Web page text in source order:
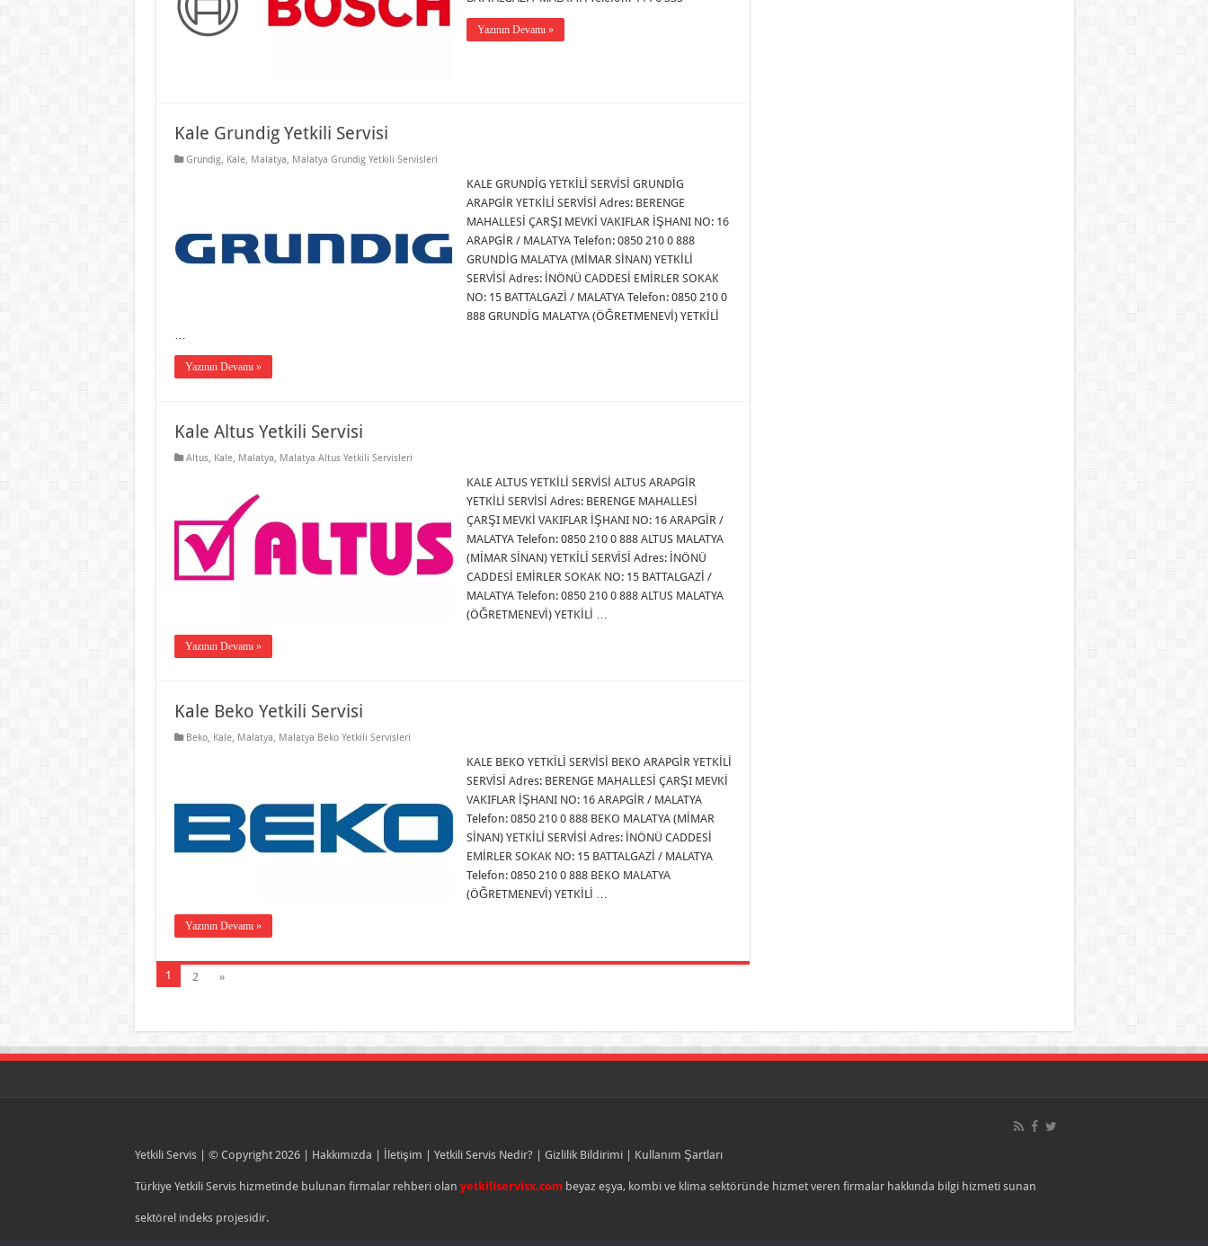
Yazının Devamı »
Kale Grundig Yetkili Servisi
Grundig, Kale, Malatya, Malatya Grundig Yetkili Servisleri
KALE GRUNDİG YETKİLİ SERVİSİ GRUNDİG
ARAPGİR YETKİLİ SERVİSİ Adres: BERENGE
MAHALLESİ ÇARŞI MEVKİ VAKIFLAR İŞHANI NO: 16
ARAPGİR / MALATYA Telefon: 0850 210 0 888
GRUNDİG MALATYA (MİMAR SİNAN) YETKİLİ
SERVİSİ Adres: İNÖNÜ CADDESİ EMİRLER SOKAK
NO: 15 BATTALGAZİ / MALATYA Telefon: 0850 210 0
888 GRUNDİG MALATYA (ÖĞRETMENEVİ) YETKİLİ
…
Yazının Devamı »
Kale Altus Yetkili Servisi
Altus, Kale, Malatya, Malatya Altus Yetkili Servisleri
KALE ALTUS YETKİLİ SERVİSİ ALTUS ARAPGİR
YETKİLİ SERVİSİ Adres: BERENGE MAHALLESİ
ÇARŞI MEVKİ VAKIFLAR İŞHANI NO: 16 ARAPGİR /
MALATYA Telefon: 0850 210 0 888 ALTUS MALATYA
(MİMAR SİNAN) YETKİLİ SERVİSİ Adres: İNÖNÜ
CADDESİ EMİRLER SOKAK NO: 15 BATTALGAZİ /
MALATYA Telefon: 0850 210 0 888 ALTUS MALATYA
(ÖĞRETMENEVİ) YETKİLİ …
Yazının Devamı »
Kale Beko Yetkili Servisi
Beko, Kale, Malatya, Malatya Beko Yetkili Servisleri
KALE BEKO YETKİLİ SERVİSİ BEKO ARAPGİR YETKİLİ
SERVİSİ Adres: BERENGE MAHALLESİ ÇARŞI MEVKİ
VAKIFLAR İŞHANI NO: 16 ARAPGİR / MALATYA
Telefon: 0850 210 0 888 BEKO MALATYA (MİMAR
SİNAN) YETKİLİ SERVİSİ Adres: İNÖNÜ CADDESİ
EMİRLER SOKAK NO: 15 BATTALGAZİ / MALATYA
Telefon: 0850 210 0 888 BEKO MALATYA
(ÖĞRETMENEVİ) YETKİLİ …
Yazının Devamı »
1 2 »
Yetkili Servis| © Copyright 2026 | Hakkımızda İletişim Yetkili Servis Nedir? Gizlilik Bildirimi| Kullanım Şartları
Türkiye Yetkili Servis hizmetinde bulunan firmalar rehberi olan yetkiliservisx.combeyaz eşya, kombi ve klima sektöründe hizmet veren firmalar hakkında bilgi hizmeti sunan
sektörel indeks projesidir.